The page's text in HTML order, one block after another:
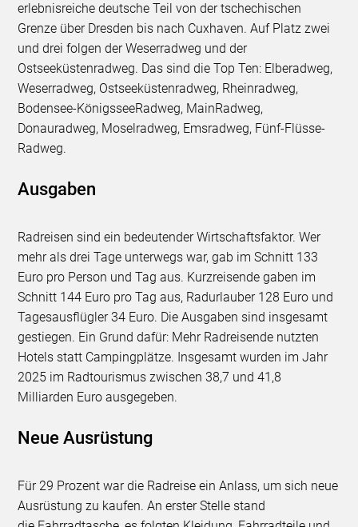
erlebnisreiche deutsche Teil von der tschechischen
Grenze über Dresden bis nach Cuxhaven. Auf Platz zwei
und drei folgen der Weserradweg und der
Ostseeküstenradweg. Das sind die Top Ten: Elberadweg,
Weserradweg, Ostseeküstenradweg, Rheinradweg,
Bodensee-KönigsseeRadweg, MainRadweg,
Donauradweg, Moselradweg, Emsradweg, Fünf-Flüsse-
Radweg.
Ausgaben
Radreisen sind ein bedeutender Wirtschaftsfaktor. Wer
mehr als drei Tage unterwegs war, gab im Schnitt 133
Euro pro Person und Tag aus. Kurzreisende gaben im
Schnitt 144 Euro pro Tag aus, Radurlauber 128 Euro und
Tagesausflügler 34 Euro. Die Ausgaben sind insgesamt
gestiegen. Ein Grund dafür: Mehr Radreisende nutzten
Hotels statt Campingplätze. Insgesamt wurden im Jahr
2025 im Radtourismus zwischen 38,7 und 41,8
Milliarden Euro ausgegeben.
Neue Ausrüstung
Für 29 Prozent war die Radreise ein Anlass, um sich neue
Ausrüstung zu kaufen. An erster Stelle stand